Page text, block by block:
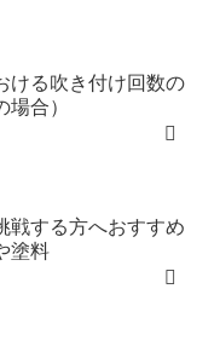
ける吹き付け回数の
場合）
戦する方へおすすめ
塗料